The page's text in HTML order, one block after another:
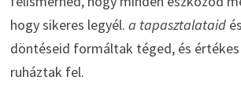
hogy sikeres legyél. a tapasztalataid
döntéseid formáltak téged, és
ruháztak fel.